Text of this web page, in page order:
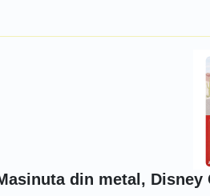
din metal, Disney